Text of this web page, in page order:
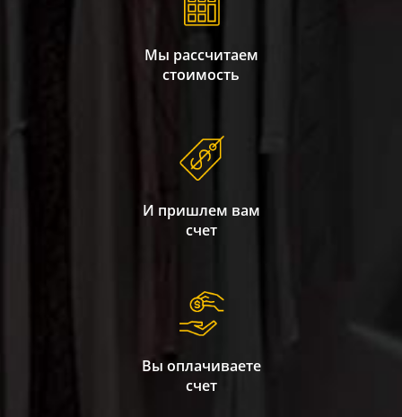
Мы рассчитаем
стоимость
И пришлем вам
счет
Вы оплачиваете
счет